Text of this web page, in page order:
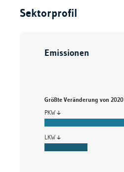
Sektorprofil
Emissionen
Größte Veränderung von 2020
PKW
LKW